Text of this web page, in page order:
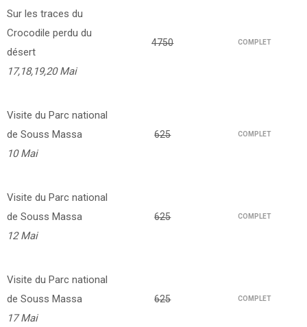
Sur les traces du
Crocodile perdu du
désert
17,18,19,20 Mai
4750 COMPLET
Visite du Parc national
de Souss Massa
10 Mai
625 COMPLET
Visite du Parc national
de Souss Massa
12 Mai
625 COMPLET
Visite du Parc national
de Souss Massa
17 Mai
625 COMPLET